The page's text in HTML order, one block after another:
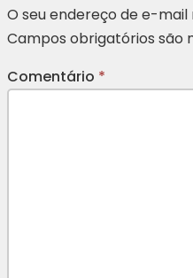
O seu endereço de e-
Campos obrigatórios são
Comentário *